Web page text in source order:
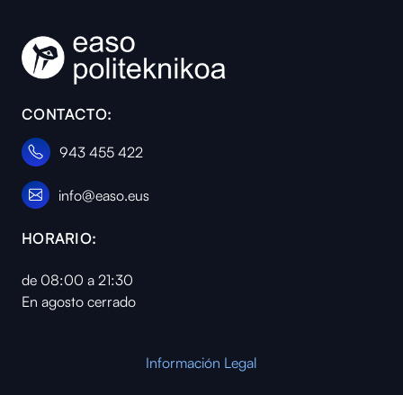
CONTACTO:
943 455 422
info@easo.eus
HORARIO:
de 08:00 a 21:30
En agosto cerrado
Información Legal